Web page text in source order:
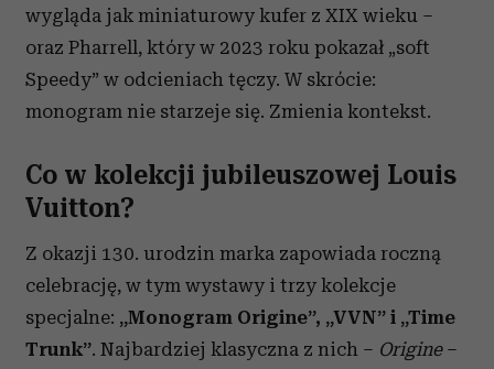
wygląda jak miniaturowy kufer z XIX wieku –
oraz Pharrell, który w 2023 roku pokazał „soft
Speedy” w odcieniach tęczy. W skrócie:
monogram nie starzeje się. Zmienia kontekst.
Co w kolekcji jubileuszowej Louis
Vuitton?
Z okazji 130. urodzin marka zapowiada roczną
celebrację, w tym wystawy i trzy kolekcje
specjalne: „Monogram Origine”, „VVN” i „Time
Trunk”. Najbardziej klasyczna z nich – Origine–